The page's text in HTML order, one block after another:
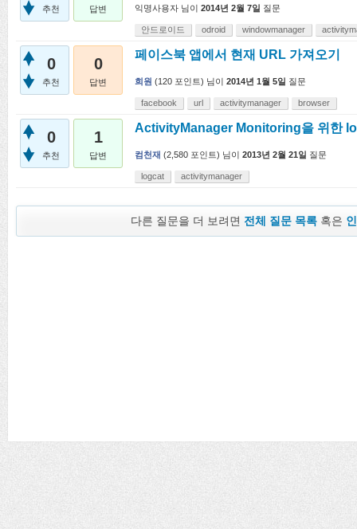
추천 답변 익명사용자 님이 2014년 2월 7일 질문
안드로이드 odroid windowmanager
0
추천
0
답변
페이스북 앱에서 현재 URL 가져오기
희원 (120 포인트) 님이 2014년 1월 5일 질문
facebook url activitymanager browser
0
추천
1
답변
ActivityManager Monitoring을 위한
컴천재 (2,580 포인트) 님이 2013년 2월 21일 질문
logcat activitymanager
다른 질문을 더 보려면 전체 질문 목록 혹은